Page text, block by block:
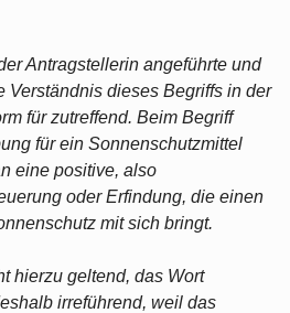
Antragstellerin angeführte und
Verständnis dieses Begriffs in der
für zutreffend. Beim Begriff
für ein Sonnenschutzmittel
eine positive, also
oder Erfindung, die einen
mit sich bringt.
hierzu geltend, das Wort
irreführend, weil das